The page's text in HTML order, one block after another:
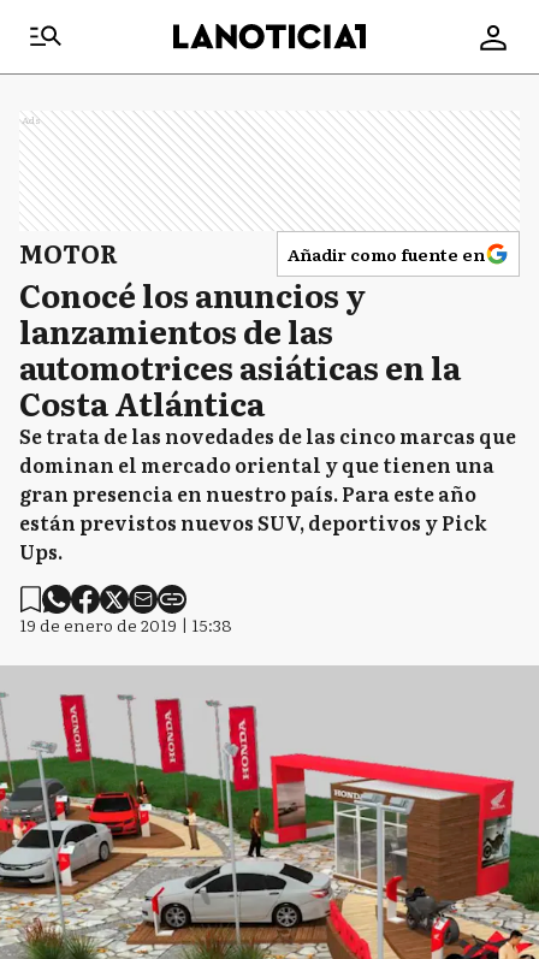
Ads
MOTOR Añadir como fuente en
Conocé los anuncios y
lanzamientos de las
automotrices asiáticas en la
Costa Atlántica
Se trata de las novedades de las cinco marcas que
dominan el mercado oriental y que tienen una
gran presencia en nuestro país. Para este año
están previstos nuevos SUV, deportivos y Pick
Ups.
19 de enero de 2019 | 15:38